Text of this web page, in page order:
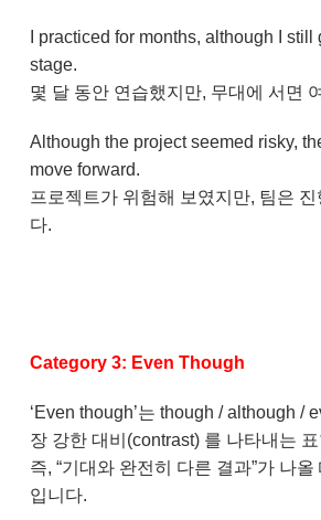
I practiced for months, although I
stage.
몇 달 동안 연습했지만, 무대에 서면
Although the project seemed risky,
move forward.
프로젝트가 위험해 보였지만, 팀은
다.
Category 3: Even Though
‘Even though’는 though / although /
장 강한 대비(contrast) 를 나타내는
즉, “기대와 완전히 다른 결과”가 나
입니다.